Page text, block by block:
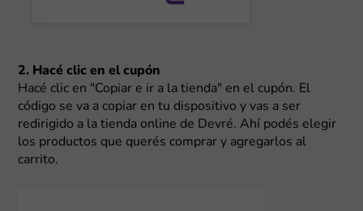
2. Hacé clic en el cupón
Hacé clic en "Copiar e ir a la tienda" en el cupón. El
código se va a copiar en tu dispositivo y vas a ser
redirigido a la tienda online de Devré. Ahí podés elegir
los productos que querés comprar y agregarlos al
carrito.